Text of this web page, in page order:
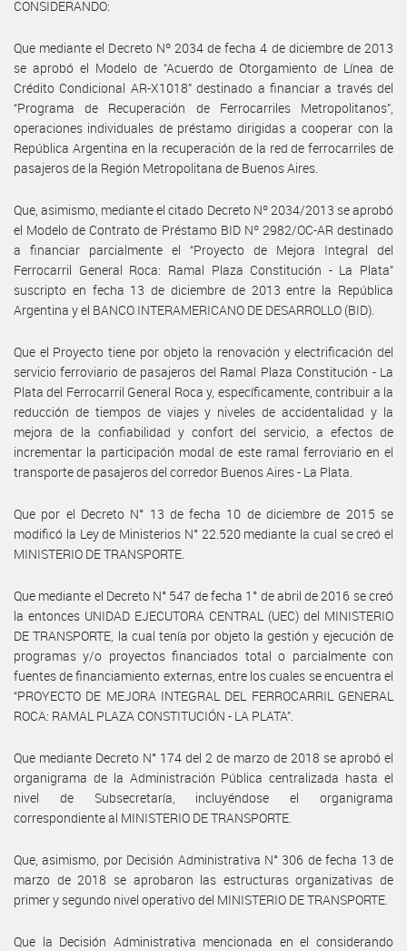
CONSIDERANDO:
Que mediante el Decreto Nº 2034 de fecha 4 de diciembre de 2013
se aprobó el Modelo de “Acuerdo de Otorgamiento de Línea de
Crédito Condicional AR-X1018” destinado a financiar a través del
“Programa de Recuperación de Ferrocarriles Metropolitanos”,
operaciones individuales de préstamo dirigidas a cooperar con la
República Argentina en la recuperación de la red de ferrocarriles de
pasajeros de la Región Metropolitana de Buenos Aires.
Que, asimismo, mediante el citado Decreto Nº 2034/2013 se aprobó
el Modelo de Contrato de Préstamo BID Nº 2982/OC-AR destinado
a financiar parcialmente el “Proyecto de Mejora Integral del
Ferrocarril General Roca: Ramal Plaza Constitución - La Plata”
suscripto en fecha 13 de diciembre de 2013 entre la República
Argentina y el BANCO INTERAMERICANO DE DESARROLLO (BID).
Que el Proyecto tiene por objeto la renovación y electrificación del
servicio ferroviario de pasajeros del Ramal Plaza Constitución - La
Plata del Ferrocarril General Roca y, específicamente, contribuir a la
reducción de tiempos de viajes y niveles de accidentalidad y la
mejora de la confiabilidad y confort del servicio, a efectos de
incrementar la participación modal de este ramal ferroviario en el
transporte de pasajeros del corredor Buenos Aires - La Plata.
Que por el Decreto N° 13 de fecha 10 de diciembre de 2015 se
modificó la Ley de Ministerios N° 22.520 mediante la cual se creó el
MINISTERIO DE TRANSPORTE.
Que mediante el Decreto N° 547 de fecha 1° de abril de 2016 se creó
la entonces UNIDAD EJECUTORA CENTRAL (UEC) del MINISTERIO
DE TRANSPORTE, la cual tenía por objeto la gestión y ejecución de
programas y/o proyectos financiados total o parcialmente con
fuentes de financiamiento externas, entre los cuales se encuentra el
“PROYECTO DE MEJORA INTEGRAL DEL FERROCARRIL GENERAL
ROCA: RAMAL PLAZA CONSTITUCIÓN - LA PLATA”.
Que mediante Decreto N° 174 del 2 de marzo de 2018 se aprobó el
organigrama de la Administración Pública centralizada hasta el
nivel de Subsecretaría, incluyéndose el organigrama
correspondiente al MINISTERIO DE TRANSPORTE.
Que, asimismo, por Decisión Administrativa N° 306 de fecha 13 de
marzo de 2018 se aprobaron las estructuras organizativas de
primer y segundo nivel operativo del MINISTERIO DE TRANSPORTE.
Que la Decisión Administrativa mencionada en el considerando